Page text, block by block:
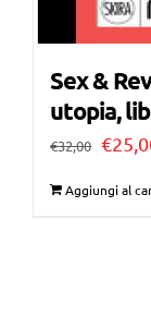
Sex &
utopia,
€32,00 Il
€
Aggiungi al